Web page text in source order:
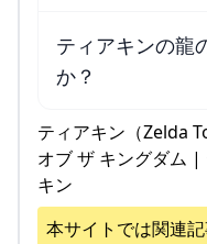
ティアキンの龍
か？
ティアキン（Zelda
オブ ザ キングダム |
キン
本サイトでは関連